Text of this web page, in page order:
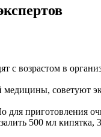
возрастом в
медицины, советуют
приготовления
500 мл